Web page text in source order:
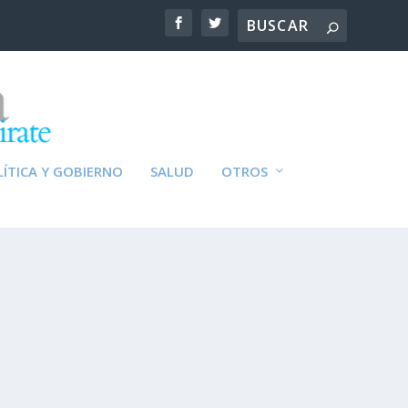
Y GOBIERNO SALUD OTROS